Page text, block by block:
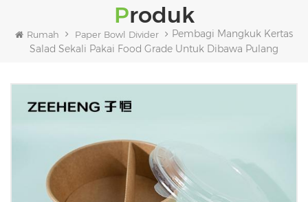
Produk
Rumah Paper Bowl Divider
Pembagi Mangkuk Kertas
Salad Sekali Pakai Food Grade Untuk Dibawa Pulang